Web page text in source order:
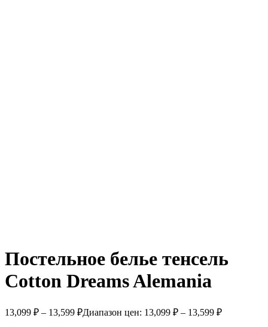
Постельное белье тенсель
Cotton Dreams Alemania
13,099 ₽ – 13,599 ₽Диапазон цен: 13,099 ₽ – 13,599 ₽